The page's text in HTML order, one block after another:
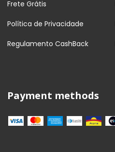
Frete Grátis
Política de Privacidade
Regulamento CashBack
Payment methods